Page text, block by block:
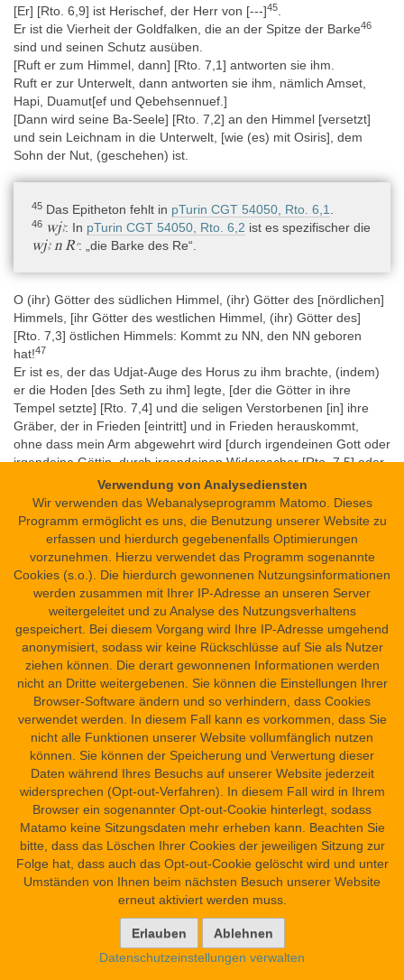
[Er] [Rto. 6,9] ist Herischef, der Herr von [---]45
Er ist die Vierheit der Goldfalken, die an der Spitze der Barke46
sind und seinen Schutz ausüben.
[Ruft er zum Himmel, dann] [Rto. 7,1] antworten sie ihm.
Ruft er zur Unterwelt, dann antworten sie ihm, nämlich Amset,
Hapi, Duamut[ef und Qebehsennuef.]
[Dann wird seine Ba-Seele] [Rto. 7,2] an den Himmel [versetzt]
und sein Leichnam in die Unterwelt, [wie (es) mit Osiris], dem
Sohn der Nut, (geschehen) ist.
45 Das Epitheton fehlt in pTurin CGT 54050, Rto. 6,1
46 wjꜣ: In pTurin CGT 54050, Rto. 6,2 ist es spezifischer die
wjꜣ n Rꜥ: „die Barke des Re“.
O (ihr) Götter des südlichen Himmel, (ihr) Götter des [nördlichen]
Himmels, [ihr Götter des westlichen Himmel, (ihr) Götter des]
[Rto. 7,3] östlichen Himmels: Kommt zu NN, den NN geboren
hat!47
Er ist es, der das Udjat-Auge des Horus zu ihm brachte, (indem)
er die Hoden [des Seth zu ihm] legte, [der die Götter in ihre
Tempel setzte] [Rto. 7,4] und die seligen Verstorbenen [in] ihre
Gräber, der in Frieden [eintritt] und in Frieden herauskommt,
ohne dass mein Arm abgewehrt wird [durch irgendeinen Gott oder
irgendeine Göttin, durch irgendeinen Widersacher [Rto. 7,5] oder
irgendeine Widersacherin.]
47j nṯr.w n p.t rsj(.t) nṯr.w n p.t mḥ.t(j.t) nṯr.w n p.t
jmn.t(j).t nṯr.w n p.t jꜣb.t(j).t: Die Lücke am Ende der
Zeile ist lang genug, um alle Himmelsrichtungen zu
ergänzen. AufpTurin CGT 54050, Rto. 6,3werden
dagegen nur die Götter des nördlichen und des östlichen
Himmels angerufen. Die hier vorgeschlagene Reihenfolge
der Himmelsrichtungen entspricht der häufigsten
Reihenfolge ägyptischer Texte, vgl. G. Posener, Sur
l’orientation et l’ordre des points cardinaux chez les
Égyptiens, in: Nachrichten der Akademie der
Wissenschaften in Göttingen: Philologisch-Historische
Klasse 1965 (2), 69–78, hier 74 und 78. Die theoretisch
ebenfalls denkbare Ergänzung wäre: Süden – [Westen] –
[Norden] – Osten, d.h. im Uhrzeigersinn. Diese Reihenfolge
ist allerdings bislang nicht belegt.
[---] sein/ihn [---], indem sie (?) ohne einen Gott sind:
Sein Kopf ist Re,
sein(e) Ohr(en) sind Ba[nebdjed],
[sein rechtes Auge ist Nechbet,]
seine obere [Lippe] ist Neret-schepset, während seine untere
Verwendung von Analysediensten
Wir verwenden das Webanalyseprogramm Matomo. Dieses
Programm ermöglicht es uns, die Benutzung unserer Website zu
erfassen und hierdurch gegebenenfalls Optimierungen
vorzunehmen. Hierzu verwendet das Programm sogenannte
Cookies (s.o.). Die hierdurch gewonnenen Nutzungsinformationen
werden zusammen mit Ihrer IP-Adresse an unseren Server
weitergeleitet und zu Analyse des Nutzungsverhaltens
gespeichert. Bei diesem Vorgang wird Ihre IP-Adresse umgehend
anonymisiert, sodass wir keine Rückschlüsse auf Sie als Nutzer
ziehen können. Die derart gewonnenen Informationen werden
nicht an Dritte weitergebenen. Sie können die Einstellungen Ihrer
Browser-Software ändern und so verhindern, dass Cookies
verwendet werden. In diesem Fall kann es vorkommen, dass Sie
nicht alle Funktionen unserer Website vollumfänglich nutzen
können. Sie können der Speicherung und Verwertung dieser
Daten während Ihres Besuchs auf unserer Website jederzeit
widersprechen (Opt-out-Verfahren). In diesem Fall wird in Ihrem
Browser ein sogenannter Opt-out-Cookie hinterlegt, sodass
Matamo keine Sitzungsdaten mehr erheben kann. Beachten Sie
bitte, dass das Löschen Ihrer Cookies der jeweiligen Sitzung zur
Folge hat, dass auch das Opt-out-Cookie gelöscht wird und unter
Umständen von Ihnen beim nächsten Besuch unserer Website
erneut aktiviert werden muss.
Datenschutzeinstellungen verwalten